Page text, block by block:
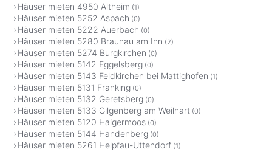
Häuser mieten 4950 Altheim (1)
Häuser mieten 5252 Aspach (0)
Häuser mieten 5222 Auerbach (0)
Häuser mieten 5280 Braunau am Inn (2)
Häuser mieten 5274 Burgkirchen (0)
Häuser mieten 5142 Eggelsberg (0)
Häuser mieten 5143 Feldkirchen bei Mattighofen (1)
Häuser mieten 5131 Franking (0)
Häuser mieten 5132 Geretsberg (0)
Häuser mieten 5133 Gilgenberg am Weilhart (0)
Häuser mieten 5120 Haigermoos (0)
Häuser mieten 5144 Handenberg (0)
Häuser mieten 5261 Helpfau-Uttendorf (1)